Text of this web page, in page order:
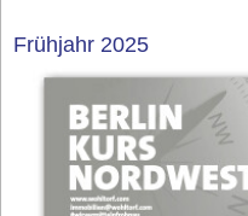
Frühjahr 2025